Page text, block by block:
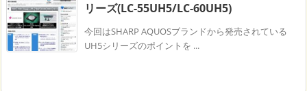
リーズ(LC-55UH5/LC-60UH5)
今回はSHARP AQUOSブランドから発売されている
UH5シリーズのポイントを ...